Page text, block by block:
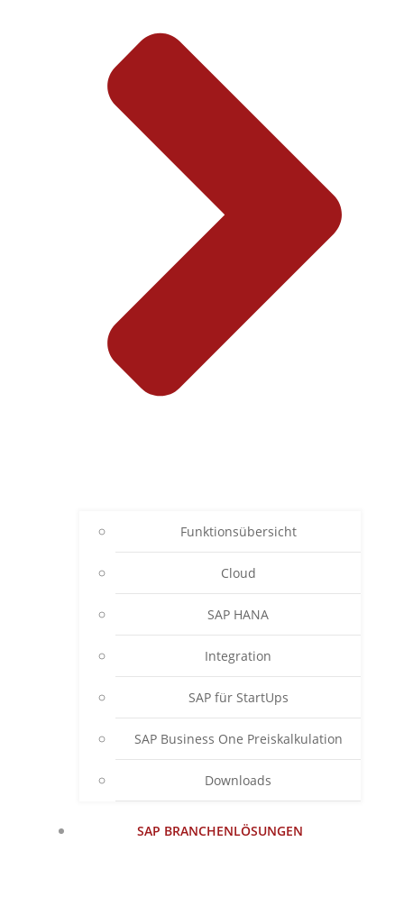
Funktionsübersicht
Cloud
SAP HANA
Integration
SAP für StartUps
SAP Business One Preiskalkulation
Downloads
SAP BRANCHENLÖSUNGEN